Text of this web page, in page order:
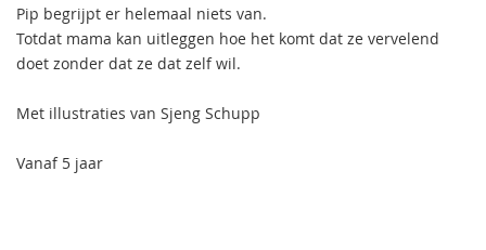
Pip begrijpt er helemaal niets van.
Totdat mama kan uitleggen hoe het komt dat ze vervelend
doet zonder dat ze dat zelf wil.
Met illustraties van Sjeng Schupp
Vanaf 5 jaar